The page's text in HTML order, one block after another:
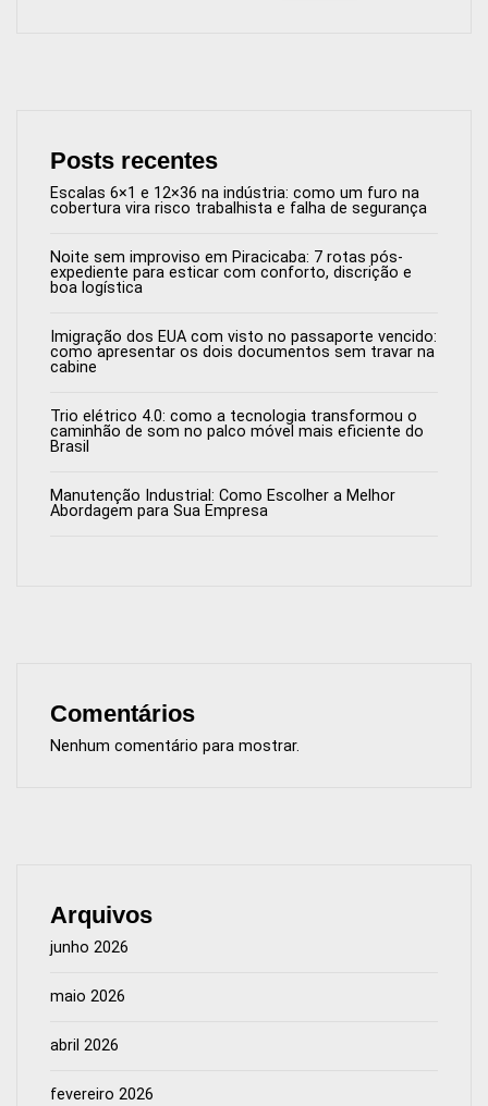
Posts recentes
Escalas 6×1 e 12×36 na indústria: como um furo na
cobertura vira risco trabalhista e falha de segurança
Noite sem improviso em Piracicaba: 7 rotas pós-
expediente para esticar com conforto, discrição e
boa logística
Imigração dos EUA com visto no passaporte vencido:
como apresentar os dois documentos sem travar na
cabine
Trio elétrico 4.0: como a tecnologia transformou o
caminhão de som no palco móvel mais eficiente do
Brasil
Manutenção Industrial: Como Escolher a Melhor
Abordagem para Sua Empresa
Comentários
Nenhum comentário para mostrar.
Arquivos
junho 2026
maio 2026
abril 2026
fevereiro 2026